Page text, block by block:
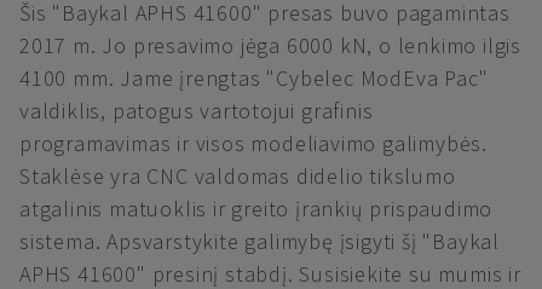
Šis "Baykal APHS 41600" presas buvo pagamintas
2017 m. Jo presavimo jėga 6000 kN, o lenkimo ilgis
4100 mm. Jame įrengtas "Cybelec ModEva Pac"
valdiklis, patogus vartotojui grafinis
programavimas ir visos modeliavimo galimybės.
Staklėse yra CNC valdomas didelio tikslumo
atgalinis matuoklis ir greito įrankių prispaudimo
sistema. Apsvarstykite galimybę įsigyti šį "Baykal
APHS 41600" presinį stabdį. Susisiekite su mumis ir